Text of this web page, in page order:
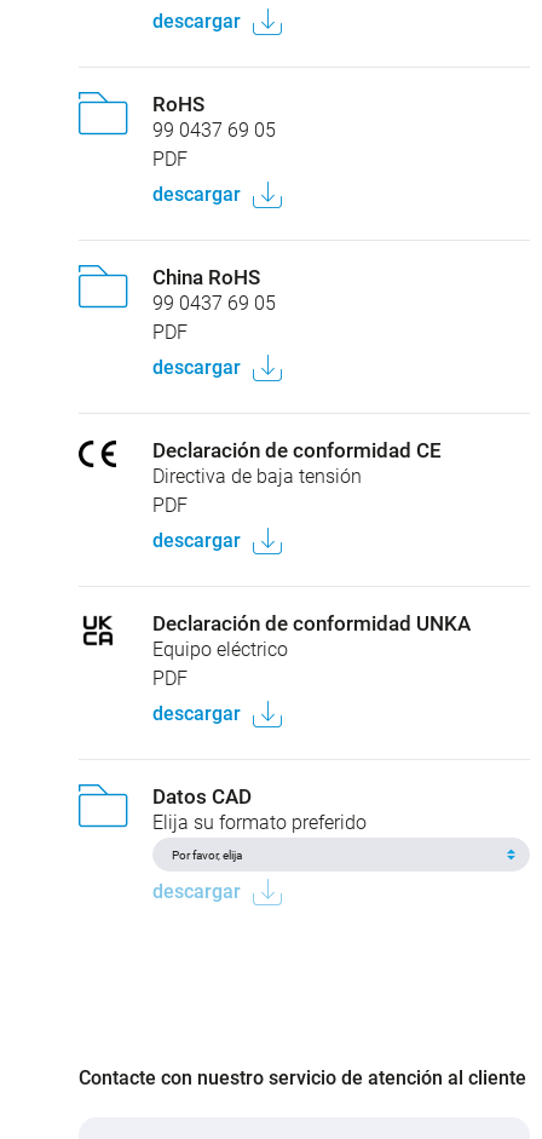
descargar
RoHS
99 0437 69 05
PDF
descargar
China RoHS
99 0437 69 05
PDF
descargar
Declaración de conformidad CE
Directiva de baja tensión
PDF
descargar
Declaración de conformidad UNKA
Equipo eléctrico
PDF
descargar
Datos CAD
Elija su formato preferido
descargar
Contacte con nuestro servicio de atención al cliente